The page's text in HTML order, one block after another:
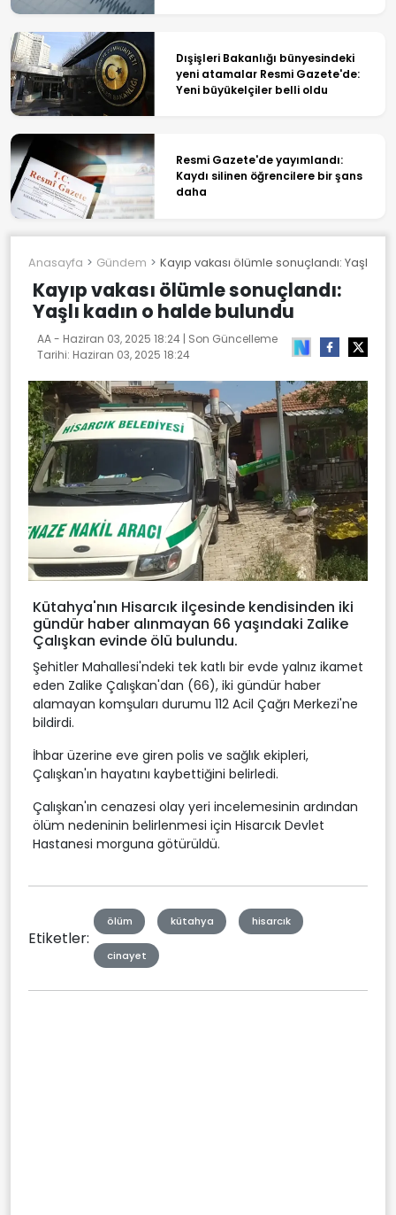
Dışişleri Bakanlığı bünyesindeki
yeni atamalar Resmi Gazete'de:
Yeni büyükelçiler belli oldu
Resmi Gazete'de yayımlandı:
Kaydı silinen öğrencilere bir şans
daha
Anasayfa Gündem Kayıp vakası ölümle sonuçlandı: Yaşlı
Kayıp vakası ölümle sonuçlandı:
Yaşlı kadın o halde bulundu
AA - Haziran 03, 2025 18:24 | Son Güncelleme
Tarihi: Haziran 03, 2025 18:24
Kütahya'nın Hisarcık ilçesinde kendisinden iki
gündür haber alınmayan 66 yaşındaki Zalike
Çalışkan evinde ölü bulundu.
Şehitler Mahallesi'ndeki tek katlı bir evde yalnız ikamet
eden Zalike Çalışkan'dan (66), iki gündür haber
alamayan komşuları durumu 112 Acil Çağrı Merkezi'ne
bildirdi.
İhbar üzerine eve giren polis ve sağlık ekipleri,
Çalışkan'ın hayatını kaybettiğini belirledi.
Çalışkan'ın cenazesi olay yeri incelemesinin ardından
ölüm nedeninin belirlenmesi için Hisarcık Devlet
Hastanesi morguna götürüldü.
Etiketler:
ölüm kütahya hisarcık
cinayet